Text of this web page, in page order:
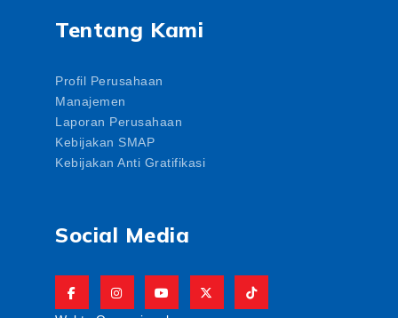
Tentang Kami
Profil Perusahaan
Manajemen
Laporan Perusahaan
Kebijakan SMAP
Kebijakan Anti Gratifikasi
Social Media